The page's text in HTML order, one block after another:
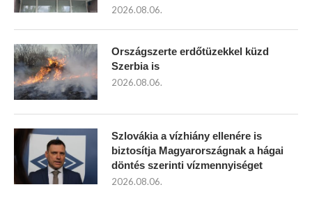
2026.08.06.
Országszerte erdőtüzekkel küzd
Szerbia is
2026.08.06.
Szlovákia a vízhiány ellenére is
biztosítja Magyarországnak a hágai
döntés szerinti vízmennyiséget
2026.08.06.